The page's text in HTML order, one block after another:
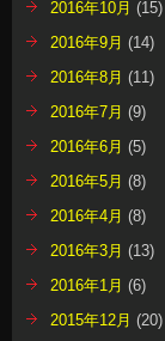
2016年10月 (15)
2016年9月 (14)
2016年8月 (11)
2016年7月 (9)
2016年6月 (5)
2016年5月 (8)
2016年4月 (8)
2016年3月 (13)
2016年1月 (6)
2015年12月 (20)